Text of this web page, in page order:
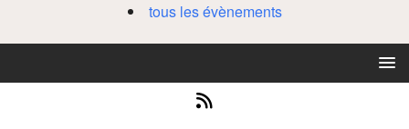
tous les évènements